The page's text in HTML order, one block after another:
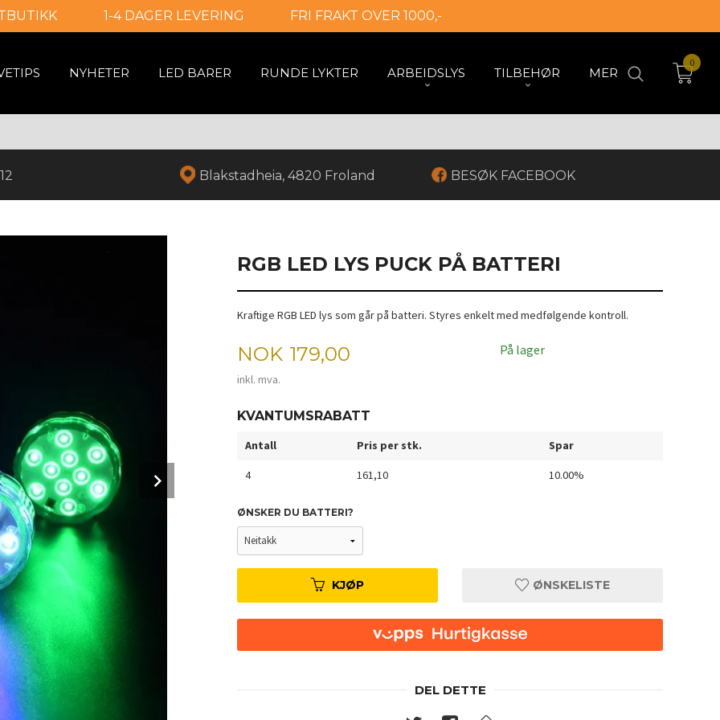
1-4 DAGER LEVERING FRI FRAKT OVER 1000,-
NYHETER LED BARER RUNDE LYKTER ARBEIDSLYS TILBEHØR MER
0
Blakstadheia, 4820 Froland BESØK FACEBOOK
RGB LED LYS PUCK PÅ BATTERI
Kraftige RGB LED lys som går på batteri. Styres enkelt med medfølgende kontroll.
Pris
NOK 179,00
inkl. mva.
På lager
KVANTUMSRABATT
Antall Pris per stk. Spar
4 161,10 10.00%
ØNSKER DU BATTERI?
KJØP ØNSKELISTE
DEL DETTE